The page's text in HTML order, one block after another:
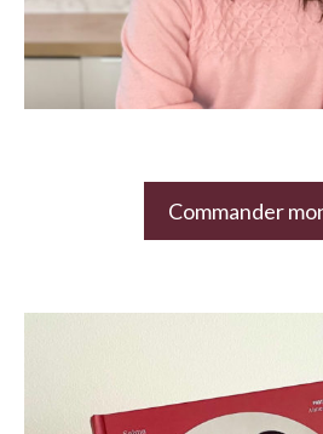
Commander